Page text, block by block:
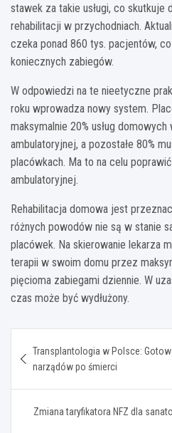
stawek za takie usługi, co skutkuje
rehabilitacji w przychodniach.
czeka ponad 860 tys. pacjentów,
koniecznych zabiegów.
W odpowiedzi na te nieetyczne
roku wprowadza nowy system.
maksymalnie 20% usług
ambulatoryjnej, a pozostałe 80%
placówkach. Ma to na celu
ambulatoryjnej.
Rehabilitacja domowa jest
różnych powodów nie są w stanie
placówek. Na skierowanie lekarza
terapii w swoim domu przez
pięcioma zabiegami dziennie. W
czas może być wydłużony.
wpisu
Transplantologia w Polsce:
narządów po śmierci
Zmiana taryfikatora NFZ dla